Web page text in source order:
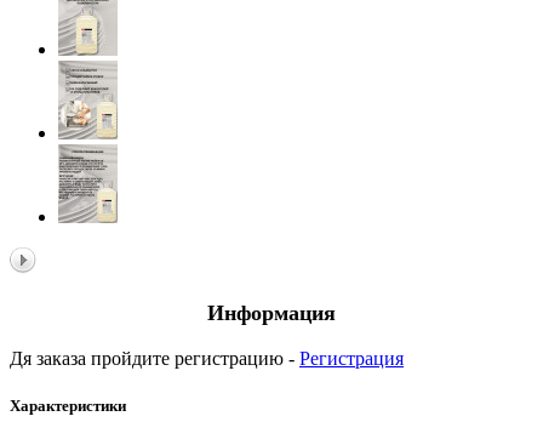
Информация
Дя заказа пройдите регистрацию - Регистрация
Характеристики